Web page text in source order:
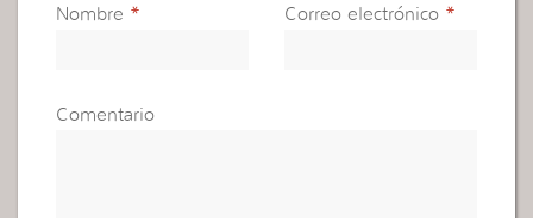
Nombre * Correo electrónico *
Comentario